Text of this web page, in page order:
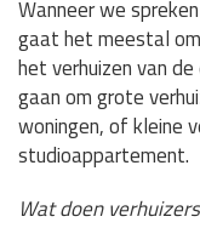
Wanneer we
gaat het meestal
het verhuizen van
gaan om grote
woningen, of kleine
studioappartement.
Wat doen